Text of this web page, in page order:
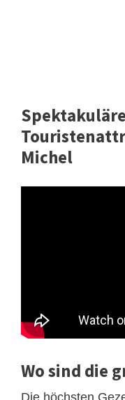
Michel
Wo sind die
Die höchsten